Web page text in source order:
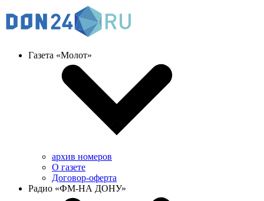
Газета «Молот»
архив номеров
О газете
Договор-оферта
Радио «ФМ-НА ДОНУ»